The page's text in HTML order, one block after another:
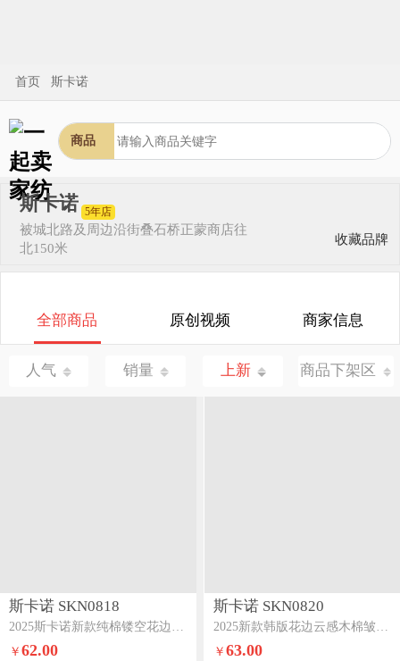
首页 斯卡诺
商品
斯卡诺 5年店
被城北路及周边沿街叠石桥正蒙商店往
北150米
收藏品牌
全部商品 原创视频 商家信息
人气 销量 上新 商品下架区
斯卡诺 SKN0818
￥62.00
斯卡诺 SKN0820
2025新款韩版花边云感木棉皱皱纱夏被夏凉被空调被夏被四件套-豆蔻
￥ 63.00